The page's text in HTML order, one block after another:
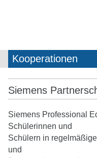
Kooperationen
Siemens
Siemens Professional
Schülerinnen und
Schülern in
und